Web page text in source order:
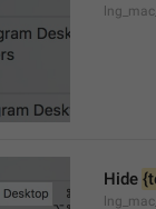
Hide